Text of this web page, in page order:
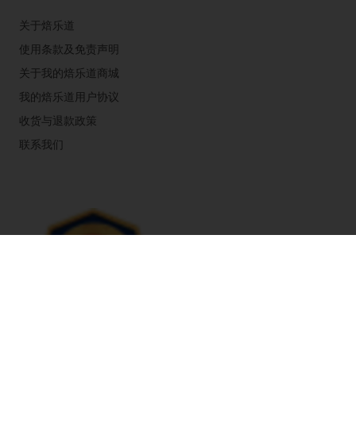
关于焙乐道
使用条款及免责声明
关于我的焙乐道商城
我的焙乐道用户协议
收货与退款政策
联系我们